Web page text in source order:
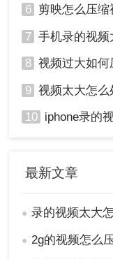
6 剪映怎么压缩视频
7 手机录的视频太
8 视频过大如何
9 视频太大怎么
10 iphone录的视
最新文章
● 录的视频太大
● 2g的视频怎么压